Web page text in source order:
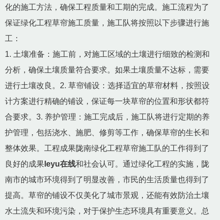
化的施工方法，确保工程质量和工期的完成。施工流程为了
保证绿化工程草帘施工质量，施工队将按照以下步骤进行施
工：
1. 土壤准备：施工前，对施工区域的土壤进行细致的检测和
分析，确保土壤质量符合要求。如果土壤质量不达标，需要
进行土壤改良。2. 草帘铺设：选择适宜的草帘材料，按照设
计方案进行精确的铺设，保证每一块草帘的位置和形状都符
合要求。3. 养护管理：施工完成后，施工队将进行定期的养
护管理，包括浇水、施肥、修剪等工作，确保草帘的生长和
整体效果。工程成果陇南绿化工程草帘施工队的工作得到了
良好的成果 leyu在线和社会认可。通过绿化工程的实施，陇
南市的城市环境得到了明显改善，市民的生活质量也得到了
提高。草帘的铺设不仅美化了城市景观，还能有效防治土壤
水土流失和环境污染，对于保护生态环境具有重要意义。总